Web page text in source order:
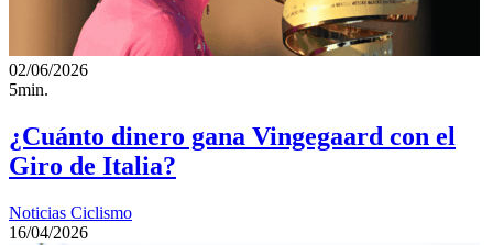
02/06/2026
5min.
¿Cuánto dinero gana Vingegaard con el
Giro de Italia?
Noticias Ciclismo
16/04/2026